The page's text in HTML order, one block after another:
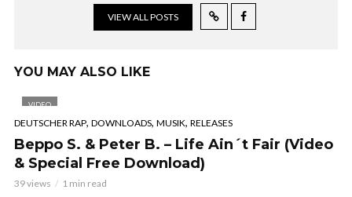
VIEW ALL POSTS
YOU MAY ALSO LIKE
VIDEO
DEUTSCHER RAP, DOWNLOADS, MUSIK, RELEASES
Beppo S. & Peter B. – Life Ain´t Fair (Video
& Special Free Download)
39 views 1 min read